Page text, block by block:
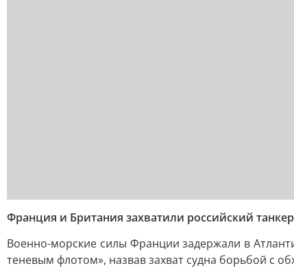
Франция и Британия захватили российский
Военно-морские силы Франции задержали в
теневым флотом», назвав захват судна борьбой с